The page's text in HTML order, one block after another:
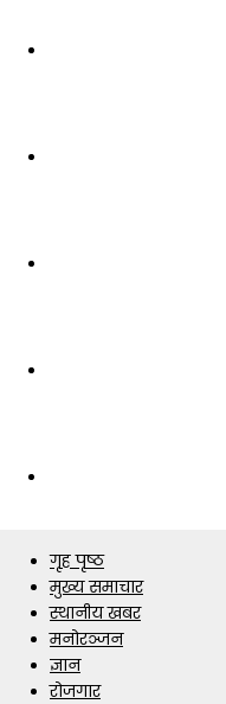
गृह पृष्ठ
मुख्य समाचार
स्थानीय खबर
मनोरञ्जन
ज्ञान
रोजगार